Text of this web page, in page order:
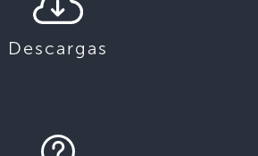
Descargas